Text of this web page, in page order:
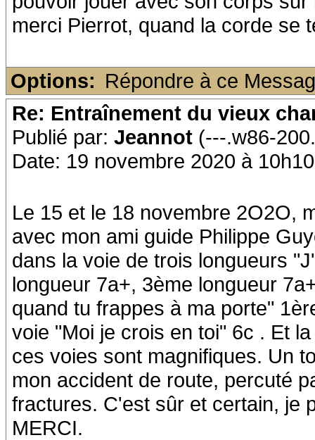
merci Pierrot, quand la corde se
Options: Répondre à ce
Re: Entraînement du vieux
Publié par: Jeannot (---.w86-
Date: 19 novembre 2020 à 10h10
Le 15 et le 18 novembre 2O2O,
avec mon ami guide Philippe
dans la voie de trois longueurs
longueur 7a+, 3ème longueur
quand tu frappes à ma porte"
voie "Moi je crois en toi" 6c . Et
ces voies sont magnifiques. Un
mon accident de route, percuté
fractures. C'est sûr et certain, je
MERCI.